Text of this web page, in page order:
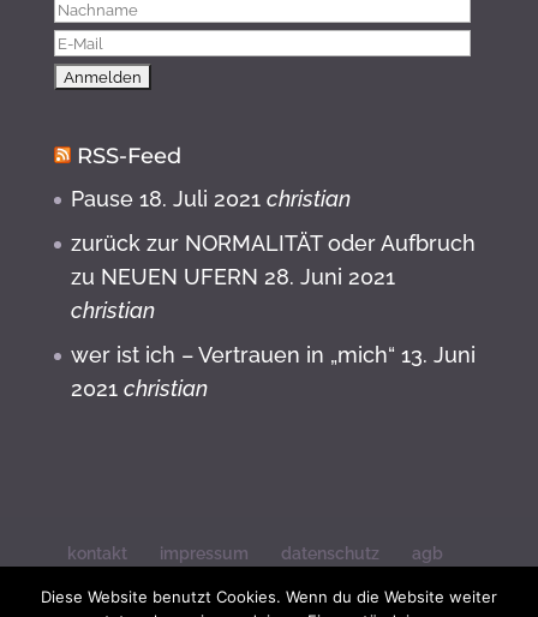
RSS-Feed
Pause 18. Juli 2021 christian
zurück zur NORMALITÄT oder Aufbruch
zu NEUEN UFERN 28. Juni 2021
christian
wer ist ich – Vertrauen in „mich“ 13. Juni
2021 christian
kontakt impressum datenschutz
agb
widerrufsbelehrung
Diese Website benutzt Cookies. Wenn du die Website weiter